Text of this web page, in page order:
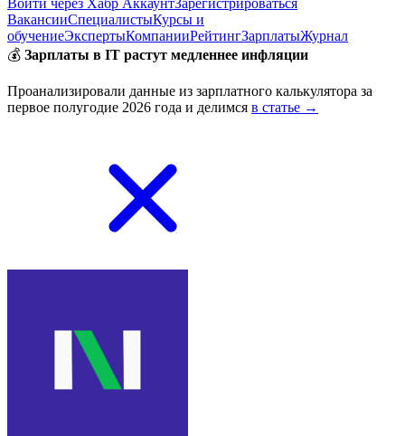
Войти через Хабр АккаунтЗарегистрироваться
ВакансииСпециалистыКурсы и
обучениеЭкспертыКомпанииРейтингЗарплатыЖурнал
💰 Зарплаты в IT растут медленнее инфляции
Проанализировали данные из зарплатного калькулятора за
первое полугодие 2026 года и делимся в статье →